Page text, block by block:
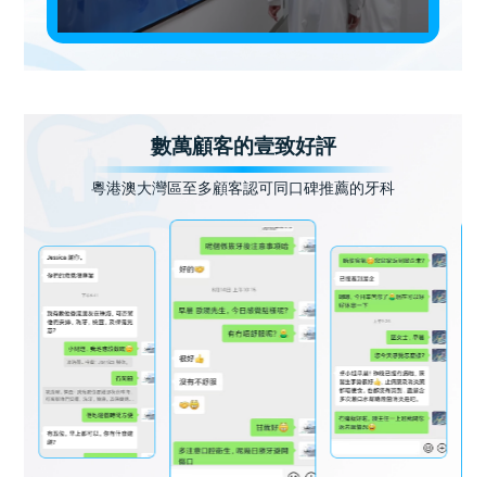
數萬顧客的壹致好評
粵港澳大灣區至多顧客認可同口碑推薦的牙科